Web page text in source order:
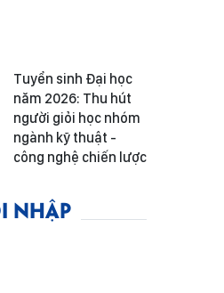
Tuyển sinh Đại học
năm 2026: Thu hút
người giỏi học nhóm
ngành kỹ thuật -
công nghệ chiến lược
NHẬP